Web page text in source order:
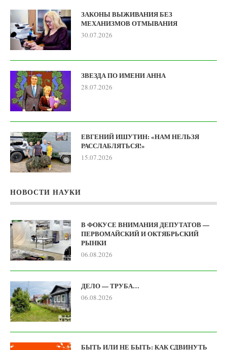
ЗАКОНЫ ВЫЖИВАНИЯ БЕЗ
МЕХАНИЗМОВ ОТМЫВАНИЯ
30.07.2026
ЗВЕЗДА ПО ИМЕНИ АННА
28.07.2026
ЕВГЕНИЙ ИШУТИН: «НАМ НЕЛЬЗЯ
РАССЛАБЛЯТЬСЯ!»
15.07.2026
НОВОСТИ НАУКИ
В ФОКУСЕ ВНИМАНИЯ ДЕПУТАТОВ —
ПЕРВОМАЙСКИЙ И ОКТЯБРЬСКИЙ
РЫНКИ
06.08.2026
ДЕЛО — ТРУБА…
06.08.2026
БЫТЬ ИЛИ НЕ БЫТЬ: КАК СДВИНУТЬ